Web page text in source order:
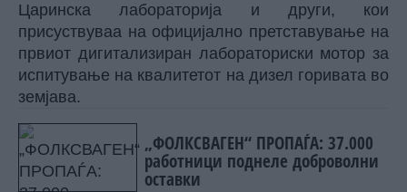
Царинска лабораторија и други, кои
присуствуваа на официјално претставување на
првиот дигитализиран лабораториски мотор за
испитување на квалитетот на дизел горивата во
земјава.
„ФОЛКСВАГЕН“ ПРОПАЃА: 37.000
работници поднеле доброволни
оставки